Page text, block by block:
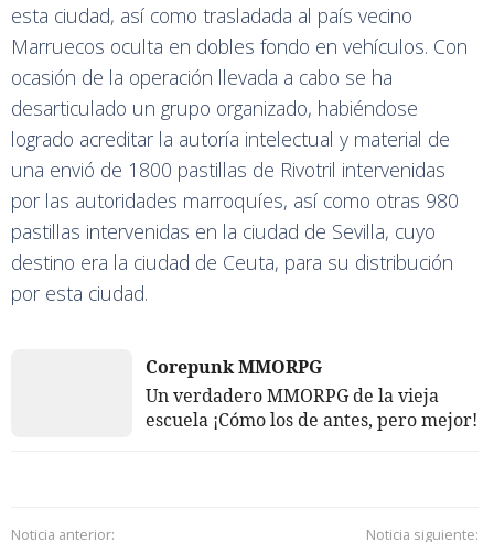
esta ciudad, así como trasladada al país vecino
Marruecos oculta en dobles fondo en vehículos. Con
ocasión de la operación llevada a cabo se ha
desarticulado un grupo organizado, habiéndose
logrado acreditar la autoría intelectual y material de
una envió de 1800 pastillas de Rivotril intervenidas
por las autoridades marroquíes, así como otras 980
pastillas intervenidas en la ciudad de Sevilla, cuyo
destino era la ciudad de Ceuta, para su distribución
por esta ciudad.
Corepunk MMORPG
Un verdadero MMORPG de la vieja
escuela ¡Cómo los de antes, pero mejor!